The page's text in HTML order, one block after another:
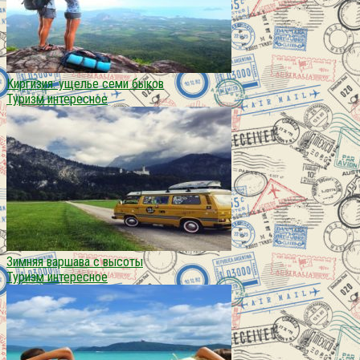
Киргизия: ущелье семи быков
Туризм интересное
Зимняя варшава с высоты
Туризм интересное